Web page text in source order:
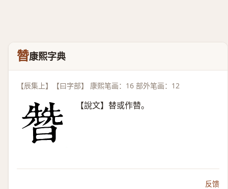
㬱康熙字典
【辰集上】【曰字部】 康熙笔画：16 部外笔画：12
【說文】替或作㬱。
反馈